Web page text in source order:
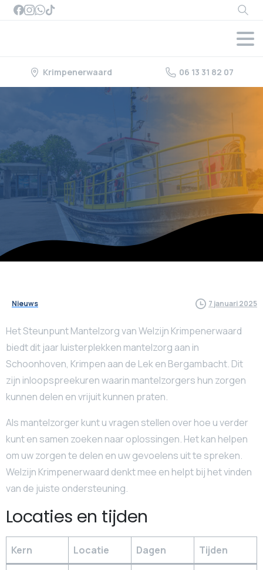
Krimpenerwaard 06 13 31 82 07
Nieuws 7 januari 2025
Het Steunpunt Mantelzorg van Welzijn Krimpenerwaard
biedt dit jaar luisterplekken mantelzorg aan in
Schoonhoven, Krimpen aan de Lek en Bergambacht. Dit
zijn inloopspreekuren waarin mantelzorgers hun zorgen
kunnen delen en vrijuit kunnen praten.
Als mantelzorger kunt u vragen stellen over hoe u verder
kunt en samen zoeken naar oplossingen. Het kan helpen
om uw zorgen te delen en uw gevoelens uit te spreken.
Welzijn Krimpenerwaard denkt mee en helpt bij het vinden
van de juiste ondersteuning.
Locaties en tijden
Kern Locatie Dagen Tijden